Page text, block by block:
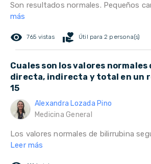
Son resultados normales. Pequeños
más
remove_red_eye 765 vistas volunteer_activism Útil para 2 persona(s)
Cuales son los valores
directa, indirecta y total en un
15
Alexandra Lozada Pino
Medicina General
Los valores normales de bilirrubina
Leer más